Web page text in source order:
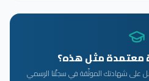
معتمدة مثل هذه؟
على شهادتك الموثّقة في سجلّنا الرسمي